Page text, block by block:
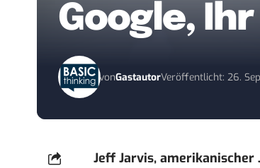
Google,
vonGastautorVeröffentlicht: 26.
Jeff Jarvis,